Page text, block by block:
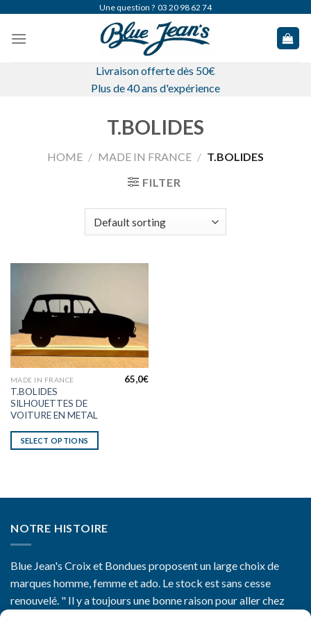
content
Une question ? 03 20 98 62 74
Livraison offerte dès 50€
Plus de 40 ans d'expérience
T.BOLIDES
HOME / MADE IN FRANCE / T.BOLIDES
FILTER
MADE IN FRANCE
T.BOLIDES
SILHOUETTES DE
VOITURE EN METAL
65,0€
SELECT OPTIONS
NOTRE HISTOIRE
Blue Jean's Croix et Bondues proposent un large choix de
marques homme, femme et ado. Le stock est sans cesse
renouvelé. " Il y a toujours une bonne raison pour aller chez